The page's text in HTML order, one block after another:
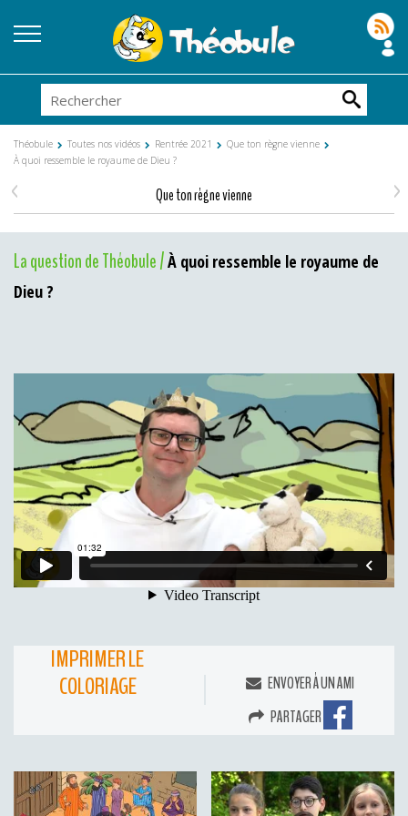
Théobule Toutes nos vidéos Rentrée 2021
Que ton règne vienne
À quoi ressemble le royaume de Dieu ?
Que ton règne vienne
< >
La question de Théobule /À quoi ressemble le royaume de
Dieu ?
IMPRIMER LE
COLORIAGE
ENVOYER À UN AMI
PARTAGER